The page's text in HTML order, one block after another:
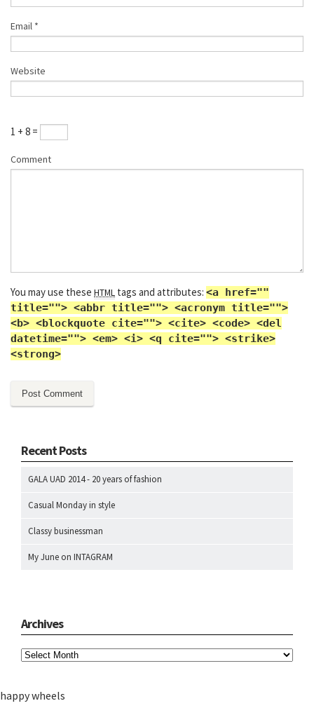
Email *
Website
1 + 8 =
Comment
You may use these HTML tags and attributes: <a href=""
title=""> <abbr title=""> <acronym title="">
<b> <blockquote cite=""> <cite> <code> <del
datetime=""> <em> <i> <q cite=""> <strike>
<strong>
Recent Posts
GALA UAD 2014 - 20 years of fashion
Casual Monday in style
Classy businessman
My June on INTAGRAM
Archives
happy wheels